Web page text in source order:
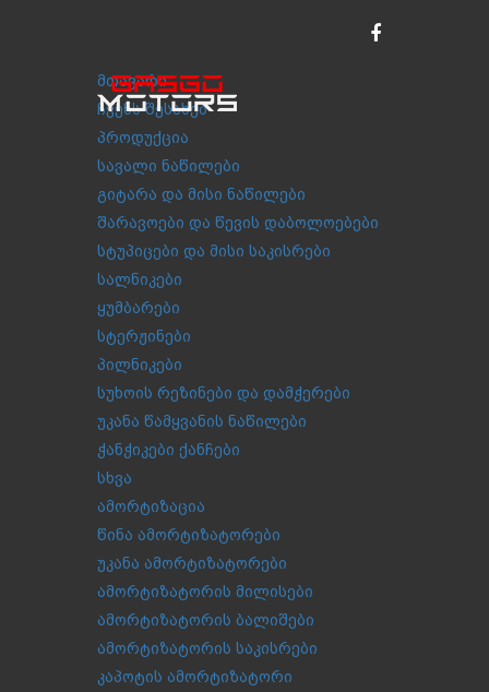
მთავარი
ჩვენს შესახებ
პროდუქცია
სავალი ნაწილები
გიტარა და მისი ნაწილები
შარავოები და წევის დაბოლოებები
სტუპიცები და მისი საკისრები
სალნიკები
ყუმბარები
სტერჟინები
პილნიკები
სუხოის რეზინები და დამჭერები
უკანა წამყვანის ნაწილები
ჭანჭიკები ქანჩები
სხვა
ამორტიზაცია
წინა ამორტიზატორები
უკანა ამორტიზატორები
ამორტიზატორის მილისები
ამორტიზატორის ბალიშები
ამორტიზატორის საკისრები
კაპოტის ამორტიზატორი